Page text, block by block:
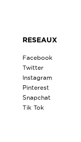
RESEAUX
Facebook
Twitter
Instagram
Pinterest
Snapchat
Tik Tok